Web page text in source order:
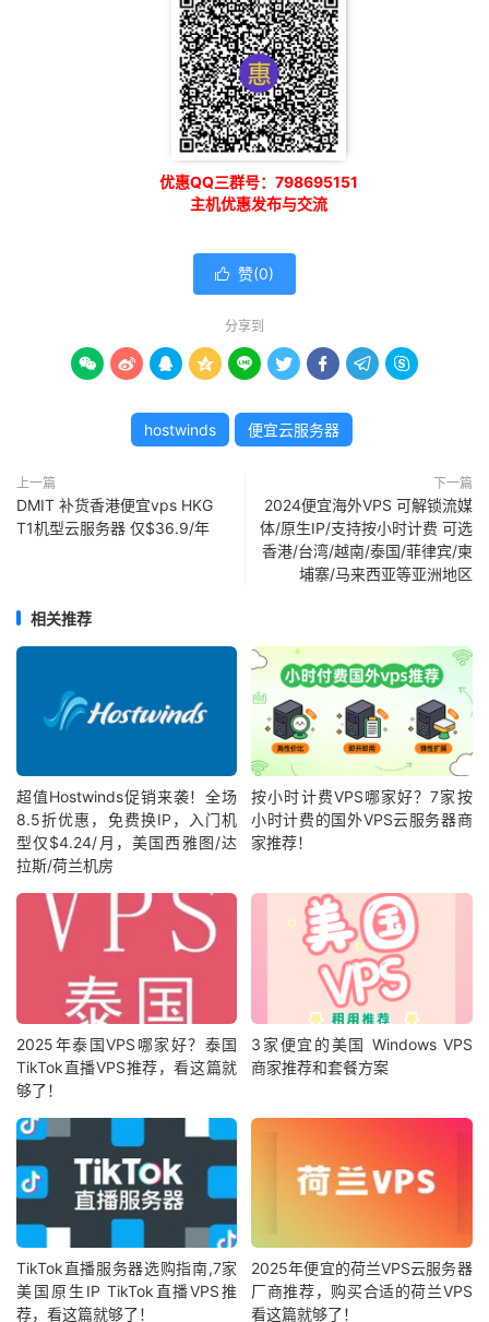
优惠QQ三群号：798695151
主机优惠发布与交流
 赞(0)
分享到
        
hostwinds 便宜云服务器
上一篇
DMIT 补货香港便宜vps HKG
T1机型云服务器 仅$36.9/年
下一篇
2024便宜海外VPS 可解锁流媒
体/原生IP/支持按小时计费 可选
香港/台湾/越南/泰国/菲律宾/柬
埔寨/马来西亚等亚洲地区
相关推荐
超值Hostwinds促销来袭！全场
8.5折优惠，免费换IP，入门机
型仅$4.24/月，美国西雅图/达
拉斯/荷兰机房
按小时计费VPS哪家好？7家按
小时计费的国外VPS云服务器商
家推荐！
2025年泰国VPS哪家好？泰国
TikTok直播VPS推荐，看这篇就
够了！
3家便宜的美国 Windows VPS
商家推荐和套餐方案
TikTok直播服务器选购指南,7家
美国原生IP TikTok直播VPS推
荐，看这篇就够了！
2025年便宜的荷兰VPS云服务器
厂商推荐，购买合适的荷兰VPS
看这篇就够了！